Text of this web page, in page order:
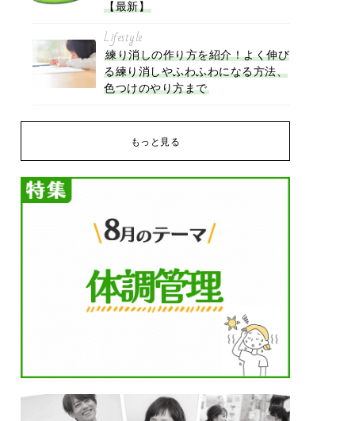
【最新】
Lifestyle
練り消しの作り方を紹介！よく伸び
る練り消しやふわふわになる方法、
色つけのやり方まで
もっと見る